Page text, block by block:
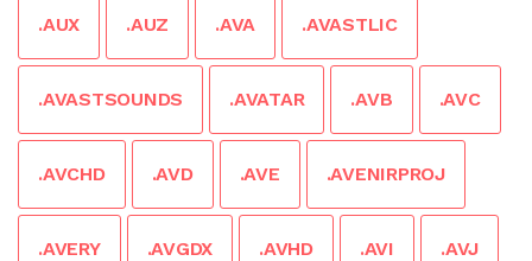
.AUX .AUZ .AVA .AVASTLIC
.AVASTSOUNDS .AVATAR .AVB .AVC
.AVCHD .AVD .AVE .AVENIRPROJ
.AVERY .AVGDX .AVHD .AVI .AVJ